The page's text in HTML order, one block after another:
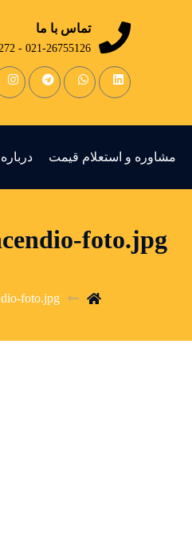
تماس با ما
021-26755126 - 09123041272
مشاوره و استعلام قیمت
foto.jpg
foto.jpg